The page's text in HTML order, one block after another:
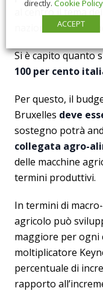
al centro il tema
nazionale ed
Si è capito quanto
100 per cento
Per questo, il
Bruxelles deve
sostegno potrà
collegata agro-
delle macchine
termini produttivi.
In termini di
agricolo può
maggiore per
moltiplicatore
percentuale di
rapporto
directly. Cookie Policy
ACCEPT